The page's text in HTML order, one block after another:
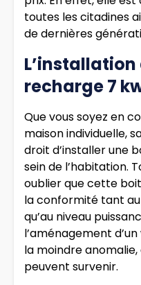
toutes les citadines
de dernières
L’installation
recharge 7
Que vous soyez en
maison individuelle,
droit d’installer une
sein de l’habitation.
oublier que cette
la conformité tant
qu’au niveau
l’aménagement
la moindre
peuvent survenir.